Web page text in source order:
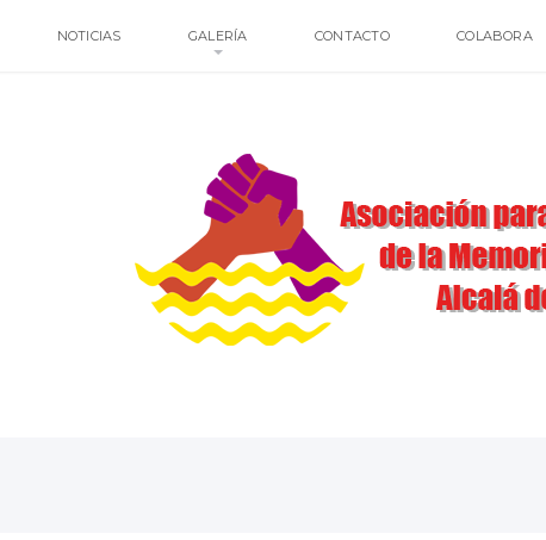
NOTICIAS GALERÍA CONTACTO COLABORA